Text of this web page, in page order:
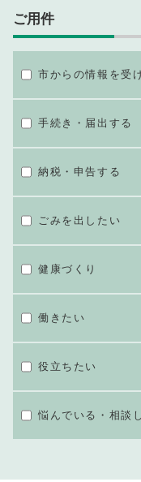
ご用件
市からの情報を受
手続き・届出する
納税・申告する
ごみを出したい
健康づくり
働きたい
役立ちたい
悩んでいる・相談